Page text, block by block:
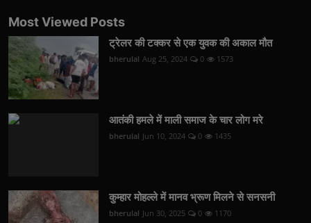
Most Viewed Posts
ट्रेलर की टक्कर से एक युवक की अकाल मौत
bherulal Aug 25, 2024 0 1573
आतंकी हमले में माली समाज के चार लोग मरे
bherulal Jun 10, 2024 0 1435
कुम्हार मोहल्ले में मानव भ्रूण मिलने से सनसनी
bherulal Jun 30, 2025 0 1170